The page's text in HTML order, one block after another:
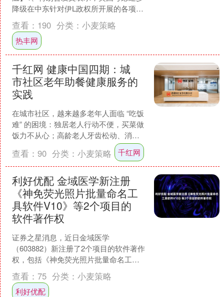
降级在中东针对伊L政权所开展的各项重
大军事行动，他们已非常接近实现既定
目标。 2、美允许出....
查看： 190 分类： 小麦策略
热丰网
千红网 健康中国四期：城
市社区老年助餐健康服务的
实践
在城市社区，越来越多老年人面临 “吃饭
难” 的困境：独居老人行动不便，买菜做
饭力不从心；高龄老人牙齿松动、消化
功能减弱，普通饭菜难咀嚼、难吸收；
部分老人因子女忙....
查看： 90 分类： 小麦策略 千红网
利好优配 金域医学新注册
《神免荧光照片批量命名工
具软件V10》等2个项目的
软件著作权
证券之星消息，近日金域医学
（603882）新注册了2个项目的软件著作
权，包括《神免荧光照片批量命名工具
软件V1.0》、《集团比对PT报告生成软
件V1.0》等。今....
查看： 75 分类： 小麦策略
利好优配